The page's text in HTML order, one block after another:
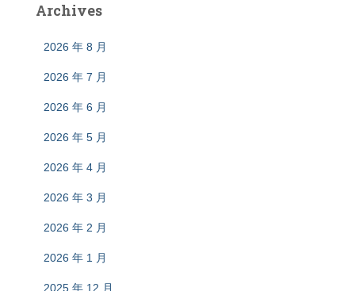
Archives
2026 年 8 月
2026 年 7 月
2026 年 6 月
2026 年 5 月
2026 年 4 月
2026 年 3 月
2026 年 2 月
2026 年 1 月
2025 年 12 月